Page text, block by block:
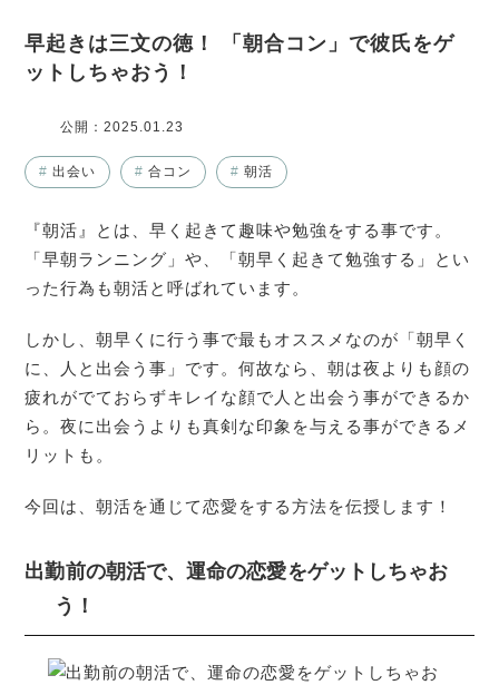
早起きは三文の徳！ 「朝合コン」で彼氏をゲ
ットしちゃおう！
公開：2025.01.23
# 出会い # 合コン # 朝活
『朝活』とは、早く起きて趣味や勉強をする事です。
「早朝ランニング」や、「朝早く起きて勉強する」とい
った行為も朝活と呼ばれています。
しかし、朝早くに行う事で最もオススメなのが「朝早く
に、人と出会う事」です。何故なら、朝は夜よりも顔の
疲れがでておらずキレイな顔で人と出会う事ができるか
ら。夜に出会うよりも真剣な印象を与える事ができるメ
リットも。
今回は、朝活を通じて恋愛をする方法を伝授します！
出勤前の朝活で、運命の恋愛をゲットしちゃお
う！